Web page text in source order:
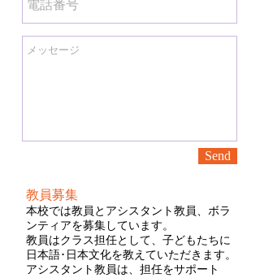
教員募集
本校では教員とアシスタント教員、ボラ
ンティアを募集しています。
教員はクラス担任として、子どもたちに
日本語･日本文化を教えていただきます。
アシスタント教員は、担任をサポート
Send